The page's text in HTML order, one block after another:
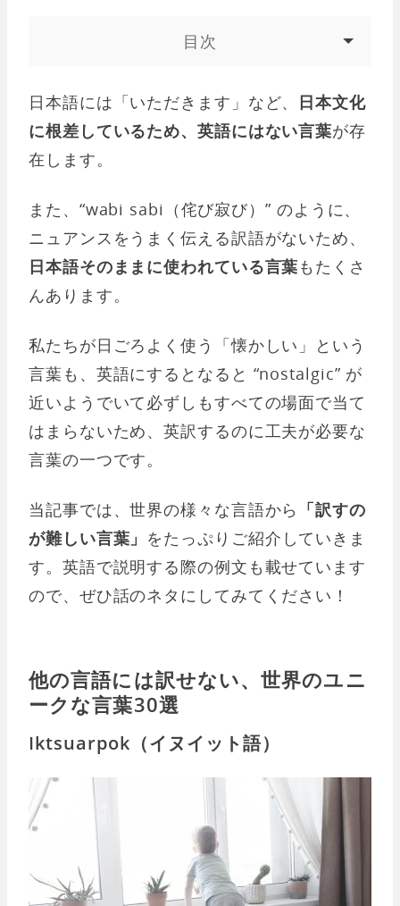
目次
日本語には「いただきます」など、 日本文化
に根差しているため、英語にはない言葉が存
在します。
また、“wabi sabi（侘び寂び）” のように、
ニュアンスをうまく伝える訳語がないため、
日本語そのままに使われている言葉もたくさ
んあります。
私たちが日ごろよく使う「懐かしい」という
言葉も、英語にするとなると “nostalgic” が
近いようでいて必ずしもすべての場面で当て
はまらないため、英訳するのに工夫が必要な
言葉の一つです。
当記事では、世界の様々な言語から 「訳すの
が難しい言葉」 をたっぷりご紹介していきま
す。英語で説明する際の例文も載せています
ので、ぜひ話のネタにしてみてください！
他の言語には訳せない、世界のユニ
ークな言葉30選
Iktsuarpok（イヌイット語）